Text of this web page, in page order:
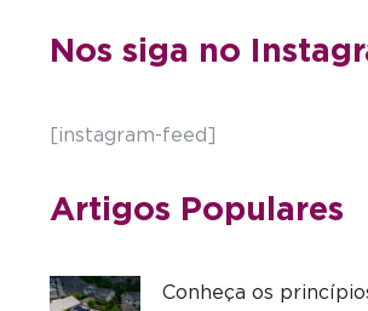
Nos siga no
[instagram-feed]
Artigos Populares
Conheça os